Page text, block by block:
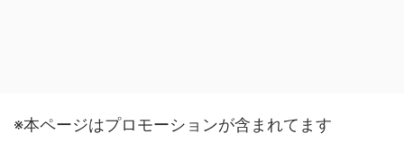
※本ページはプロモーションが含まれてます